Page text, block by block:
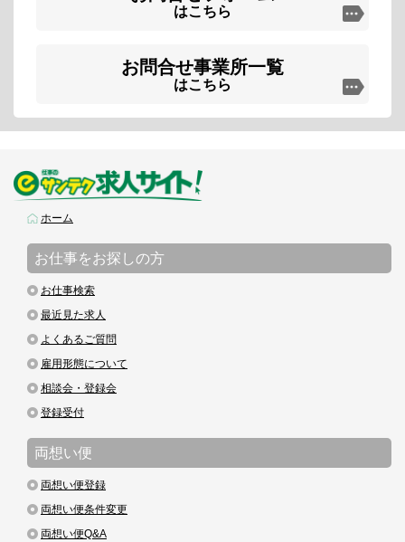
はこちら
お問合せ事業所一覧
はこちら
ホーム
お仕事をお探しの方
お仕事検索
最近見た求人
よくあるご質問
雇用形態について
相談会・登録会
登録受付
両想い便
両想い便登録
両想い便条件変更
両想い便Q&A